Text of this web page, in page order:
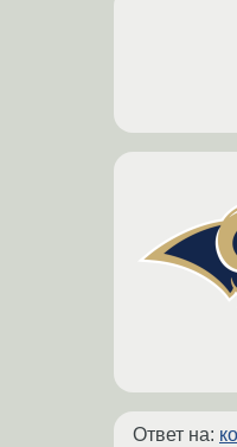
Ответ на: